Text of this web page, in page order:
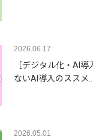
2026.06.17
［デジタル化・AI
ないAI導入のススメ…
2026.05.01